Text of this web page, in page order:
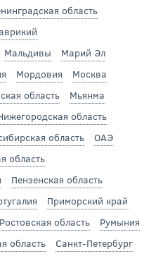
область
Мальдивы
Марий Эл
Мордовия
Москва
область
Мьянма
область
область
ОАЭ
область
Пензенская область
Приморский край
Ростовская область
Румыния
область
Санкт-Петербург